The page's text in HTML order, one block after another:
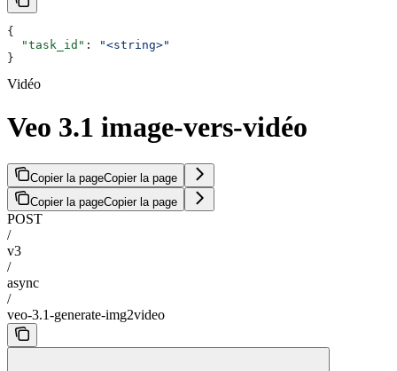
{
  "task_id"
:
"<string>"
}
Vidéo
Veo 3.1 image-vers-vidéo
Copier la pageCopier la page
Copier la pageCopier la page
POST
/
v3
/
async
/
veo-3.1-generate-img2video